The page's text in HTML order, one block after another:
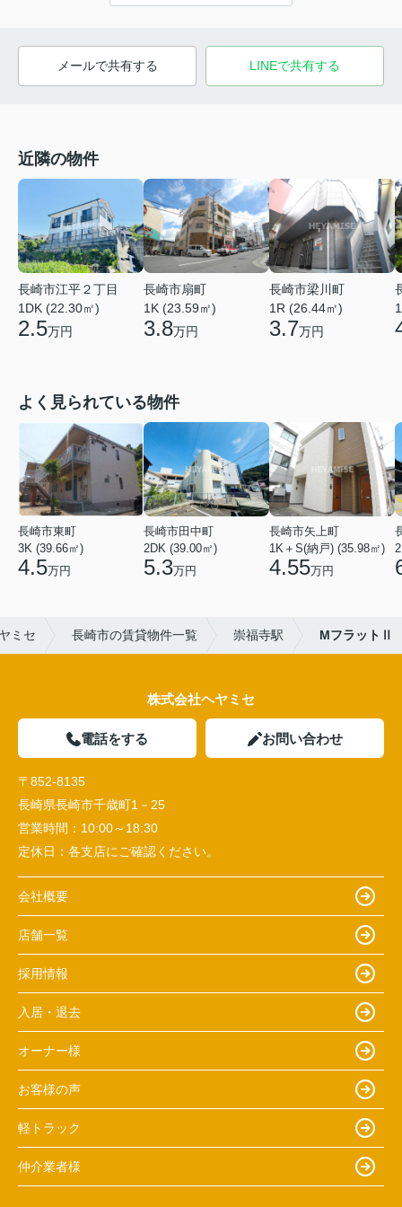
メールで共有する LINEで共有する
近隣の物件
長崎市江平２丁目
1DK (22.30㎡)
2.5万円
長崎市扇町
1K (23.59㎡)
3.8万円
長崎市梁川町
1R (26.44㎡)
3.7万円
よく見られている物件
長崎市東町
3K (39.66㎡)
4.5万円
長崎市田中町
2DK (39.00㎡)
5.3万円
長崎市矢上町
1K＋S(納戸) (35.98㎡)
4.55万円
ミセ 長崎市の賃貸物件一覧 崇福寺駅 MフラットⅡ
株式会社ヘヤミセ
電話をする お問い合わせ
〒852-8135
長崎県長崎市千歳町1－25
営業時間： 10:00～18:30
定休日： 各支店にご確認ください。
会社概要
店舗一覧
採用情報
入居・退去
オーナー様
お客様の声
軽トラック
仲介業者様